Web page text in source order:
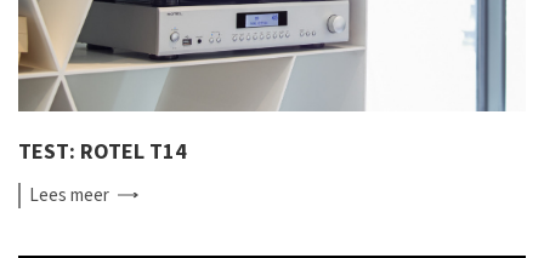
TEST: ROTEL T14
Leesmeer